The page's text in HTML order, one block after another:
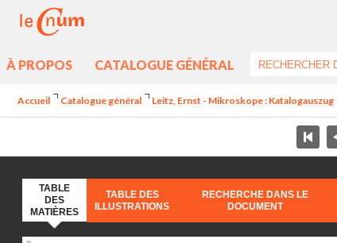
À PROPOS CATALOGUE GÉNÉRAL
Accueil Catalogue général Leitz, Ernst - Mikroskope : Katalogauszug
TABLE
DES
MATIÈRES
TABLE DES
ILLUSTRATIONS
RECHERCHE DANS LE
DOCUMENT